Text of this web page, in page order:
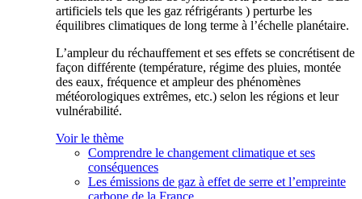
artificiels tels que les gaz réfrigérants ) perturbe les
équilibres climatiques de long terme à l’échelle planétaire.
L’ampleur du réchauffement et ses effets se concrétisent de
façon différente (température, régime des pluies, montée
des eaux, fréquence et ampleur des phénomènes
météorologiques extrêmes, etc.) selon les régions et leur
vulnérabilité.
Voir le thème
Comprendre le changement climatique et ses
conséquences
Les émissions de gaz à effet de serre et l’empreinte
carbone de la France